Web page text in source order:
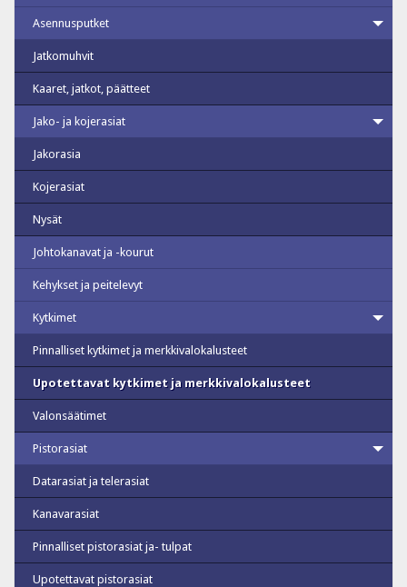
Asennusputket
Jatkomuhvit
Kaaret, jatkot, päätteet
Jako- ja kojerasiat
Jakorasia
Kojerasiat
Nysät
Johtokanavat ja -kourut
Kehykset ja peitelevyt
Kytkimet
Pinnalliset kytkimet ja merkkivalokalusteet
Upotettavat kytkimet ja merkkivalokalusteet
Valonsäätimet
Pistorasiat
Datarasiat ja telerasiat
Kanavarasiat
Pinnalliset pistorasiat ja- tulpat
Upotettavat pistorasiat